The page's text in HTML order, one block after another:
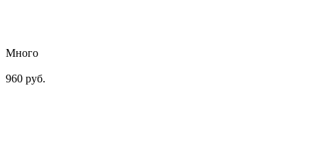
Много
960 руб.